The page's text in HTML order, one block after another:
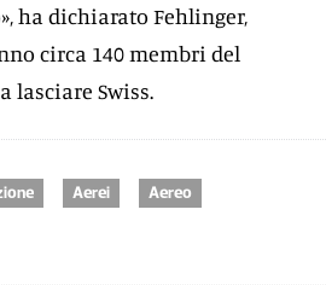
ha dichiarato Fehlinger,
circa 140 membri del
lasciare Swiss.
Aerei Aereo